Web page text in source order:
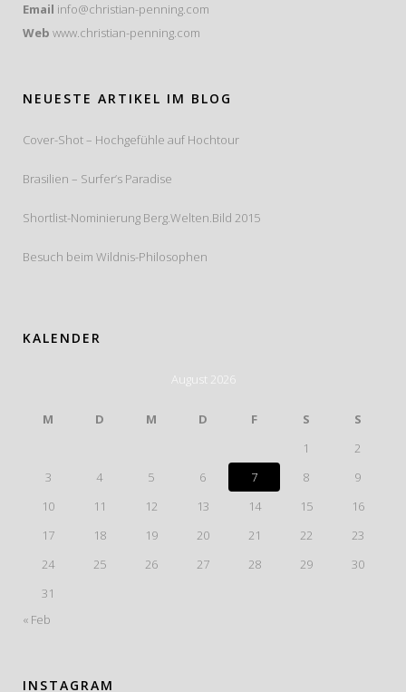
Email info@christian-penning.com
Web www.christian-penning.com
NEUESTE ARTIKEL IM BLOG
Cover-Shot – Hochgefühle auf Hochtour
Brasilien – Surfer’s Paradise
Shortlist-Nominierung Berg.Welten.Bild 2015
Besuch beim Wildnis-Philosophen
KALENDER
August 2026
M D M D F S
S
1
2
3
4 5 6 7 8
9
10
11 12 13 14 15
16
17
18 19 20 21 22
23
24
25 26 27 28 29
30
31
« Feb
INSTAGRAM